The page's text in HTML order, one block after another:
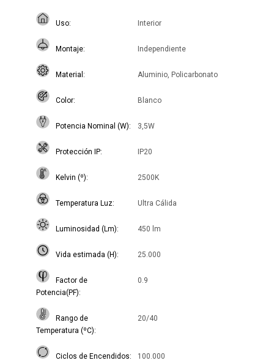
Uso Interior
Montaje Independiente
Material Aluminio, Policarbonato
Color Blanco
Potencia Nominal (W) 3,5W
Protección IP IP20
Kelvin (º) 2500K
Temperatura Luz Ultra Cálida
Luminosidad (Lm) 450 lm
Vida estimada (H) 25.000
Factor de
Potencia(PF)
0.9
Rango de
Temperatura (ºC)
20/40
Ciclos de Encendidos 100.000